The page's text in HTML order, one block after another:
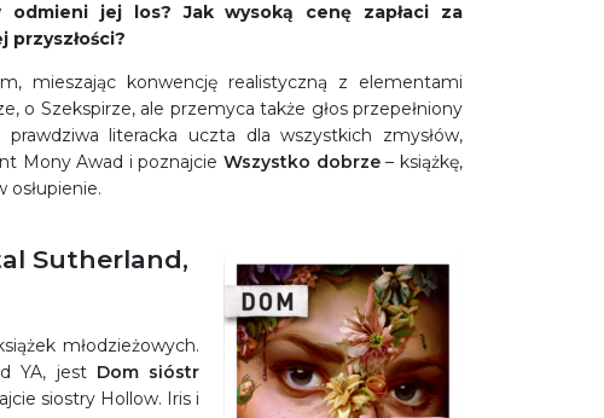
odmieni jej los? Jak wysoką cenę zapłaci za
przyszłości?
mieszając konwencję realistyczną z elementami
o Szekspirze, ale przemyca także głos przepełniony
literacka uczta dla wszystkich zmysłów,
Mony Awad i poznajcieWszystko dobrze– książkę,
osłupienie.
Sutherland,
młodzieżowych.
YA, jest Dom sióstr
siostry Hollow. Iris i